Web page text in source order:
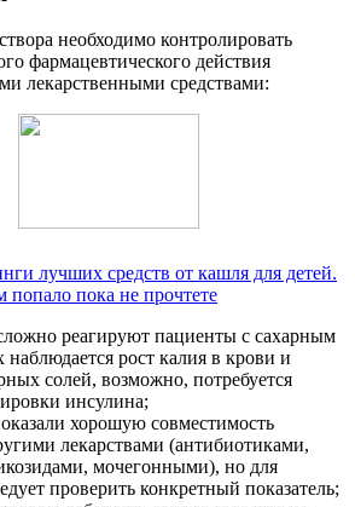
необходимо контролировать
фармацевтического действия
лекарственными средствами:
лучших средств от кашля для детей.
попало пока не прочтете
реагируют пациенты с сахарным
наблюдается рост калия в крови и
солей, возможно, потребуется
инсулина;
хорошую совместимость
лекарствами (антибиотиками,
мочегонными), но для
проверить конкретный показатель;